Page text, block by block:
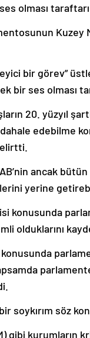
olması taraftarı
Kuzey
bir görev”
bir ses olması
20. yüzyıl
edebilme
ancak
yerine
konusunda
olduklarını
soykırım söz
gibi kurumların